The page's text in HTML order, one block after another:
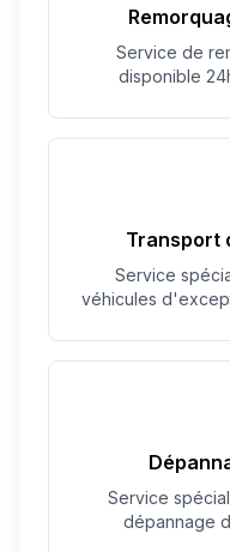
Service de
disponible
Transport
Service
véhicules
Service
dépannage